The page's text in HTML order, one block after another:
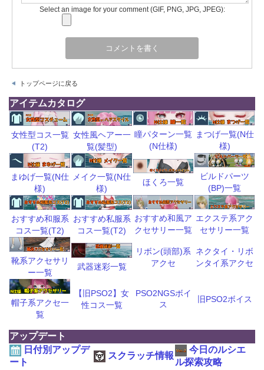
Select an image for your comment (GIF, PNG, JPG, JPEG):
トップページに戻る
アイテムカタログ
女性型コス一覧
(T2)
女性風ヘアー一
覧(髪型)
瞳パターン一覧
(N仕様)
まつげ一覧(N仕
様)
まゆげ一覧(N仕
様)
メイク一覧(N仕
様)
ほくろ一覧
ビルドパーツ
(BP)一覧
おすすめ和服系
コス一覧(T2)
おすすめ私服系
コス一覧(T2)
おすすめ和風ア
クセサリー一覧
エクステ系アク
セサリー一覧
靴系アクセサリ
ー一覧
武器迷彩一覧
リボン(頭部)系
アクセ
ネクタイ・リボ
ンタイ系アクセ
帽子系アクセ一
覧
【旧PSO2】女
性コス一覧
PSO2NGSボイ
ス
旧PSO2ボイス
アップデート
日付別アップデ
ート
スクラッチ情報
今日のルシエ
ル探索攻略